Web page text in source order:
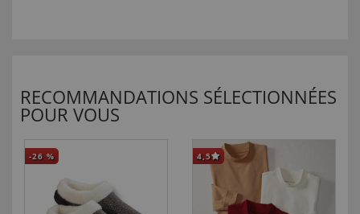
RECOMMANDATIONS SÉLECTIONNÉES
POUR VOUS
-26 % 4,5